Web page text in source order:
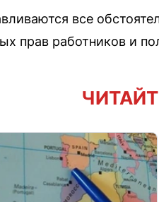
все
прав работников и